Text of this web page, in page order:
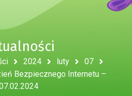
2024 luty
07
Bezpiecznego Internetu –